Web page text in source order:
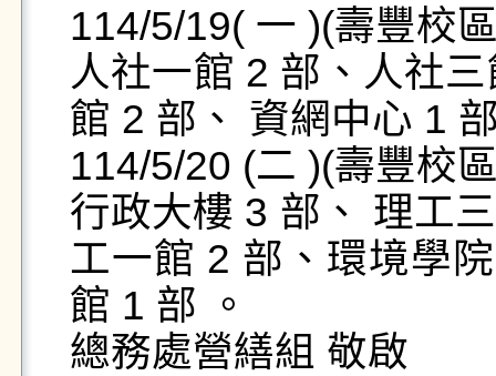
114/5/19( 一 )(壽豐校
人社一館 2 部、人社
館 2 部、 資網中心 1
114/5/20 (二 )(壽豐校
行政大樓 3 部、 理工
工一館 2 部、環境學
館 1 部 。
總務處營繕組 敬啟